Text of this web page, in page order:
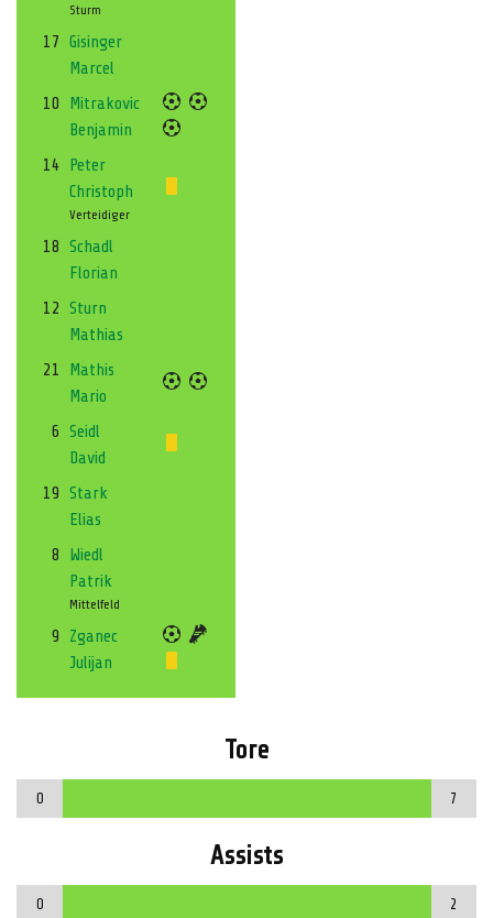
Sturm
17 Gisinger
Marcel
10
Mitrakovic
Benjamin
14 Peter
Christoph
Verteidiger
18 Schadl
Florian
12 Sturn
Mathias
21
Mathis
Mario
6 Seidl
David
19 Stark
Elias
8
Wiedl
Patrik
Mittelfeld
9
Zganec
Julijan
Tore
0 7
Assists
0 2